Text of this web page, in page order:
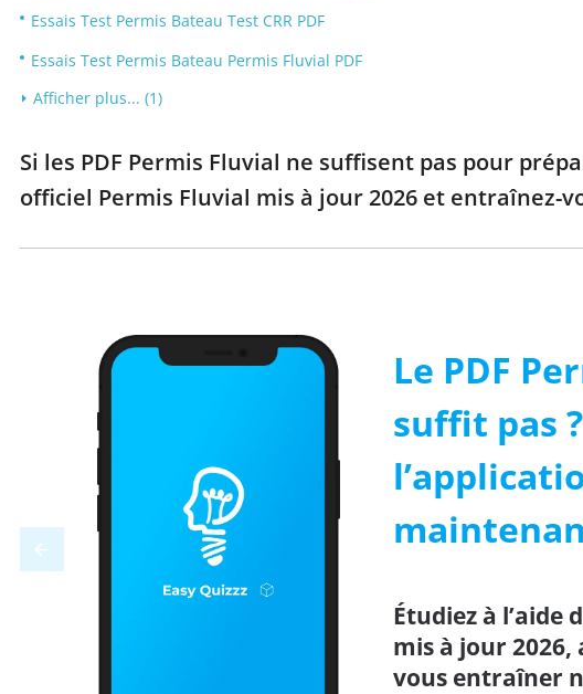
Essais Test Permis Bateau Test CRR PDF
Essais Test Permis Bateau Permis Fluvial PDF
Afficher plus... (1)
Si les PDF Permis Fluvial ne suffisent pas pour
officiel Permis Fluvial mis à jour 2026 et entraînez-
Le PDF
suffit pas
Étudiez à l’aide
mis à jour
vous entraîner